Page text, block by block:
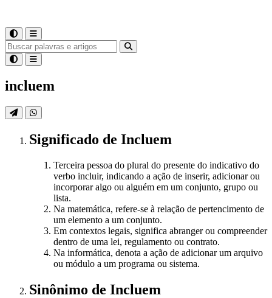
incluem
Significado de Incluem
Terceira pessoa do plural do presente do indicativo do
verbo incluir, indicando a ação de inserir, adicionar ou
incorporar algo ou alguém em um conjunto, grupo ou
lista.
Na matemática, refere-se à relação de pertencimento de
um elemento a um conjunto.
Em contextos legais, significa abranger ou compreender
dentro de uma lei, regulamento ou contrato.
Na informática, denota a ação de adicionar um arquivo
ou módulo a um programa ou sistema.
Sinônimo de Incluem